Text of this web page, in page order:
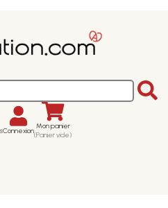
Connexion Mon panier
(Panier vide)